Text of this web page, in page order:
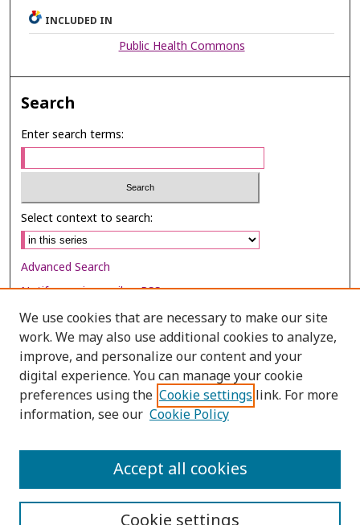
INCLUDED IN
Public Health Commons
Search
Enter search terms:
Select context to search:
Advanced Search
Notify me via email orRSS
Browse
Collections
Disciplines
Authors
We use cookies that are necessary to make our site
work. We may also use additional cookies to analyze,
improve, and personalize our content and your
digital experience. You can manage your cookie
preferences using the Cookie settings link. For more
information, see our Cookie Policy
Accept all cookies